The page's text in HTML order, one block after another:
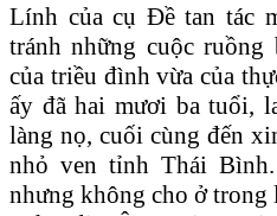
Lính của cụ Đề tan tác
tránh những cuộc ruồng
của triều đình vừa của
ấy đã hai mươi ba tuổi,
làng nọ, cuối cùng đến
nhỏ ven tỉnh Thái
nhưng không cho ở trong